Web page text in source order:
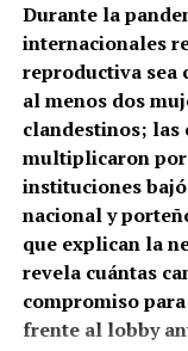
Durante la
internacionales
reproductiva sea
al menos dos
clandestinos; las
multiplicaron por
instituciones
nacional y
que explican la
revela cuántas
compromiso
frente al lobby